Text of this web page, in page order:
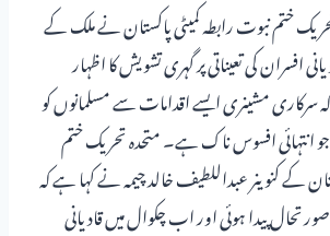
ختم نبوت رابطہ کمیٹی پاکستان نے ملک کے
افسران کی تعیناتی پر گہری تشویش کا اظہار
مشینری ایسے اقدامات سے مسلمانوں کو
انتہائی افسوس ناک ہے۔ متحدہ تحریک ختم
کے کنوینر عبداللطیف خالد چیمہ نے کہا ہے کہ
صورتحال پیدا ہوئی اور اب چکوال میں قادیانی